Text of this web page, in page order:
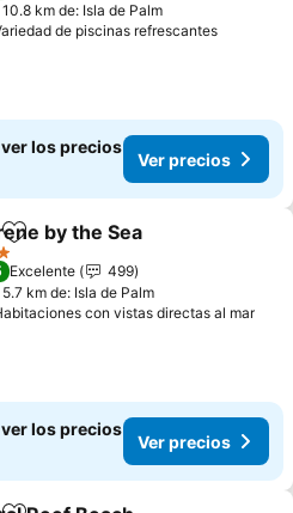
10.8 km de: Isla de Palm
de piscinas refrescantes
los precios
Ver precios
Añadir a favoritos
by the Sea
Excelente
499
5.7 km de: Isla de Palm
con vistas directas al mar
los precios
Ver precios